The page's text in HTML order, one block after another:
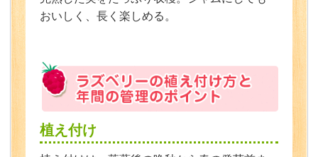
おいしく、長く楽しめる。
植え付け